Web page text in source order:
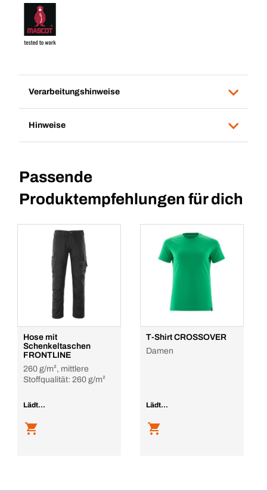
Verarbeitungshinweise
Hinweise
Passende
Produktempfehlungen für dich
Hose mit
Schenkeltaschen
FRONTLINE
260 g/m², mittlere
Stoffqualität: 260 g/m²
Lädt...
T-Shirt CROSSOVER
Damen
Lädt...